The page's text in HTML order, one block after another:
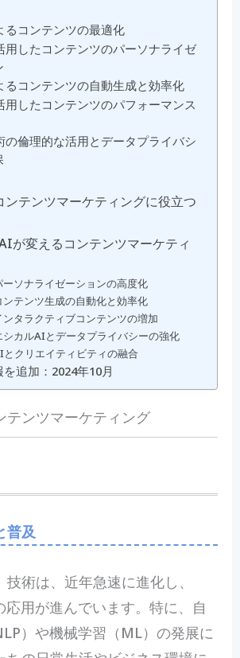
るコンテンツの最適化
用したコンテンツのパーソナライゼ
るコンテンツの自動生成と効率化
用したコンテンツのパフォーマンス
の倫理的な活用とデータプライバシ
テンツマーケティングに役立つ
が変えるコンテンツマーケティ
ーソナライゼーションの高度化
ンテンツ生成の自動化と効率化
ンタラクティブコンテンツの増加
シカルAIとデータプライバシーの強化
とクリエイティビティの融合
追加：2024年10月
テンツマーケティング
普及
術は、近年急速に進化し、
応用が進んでいます。特に、自
）や機械学習（ML）の発展に